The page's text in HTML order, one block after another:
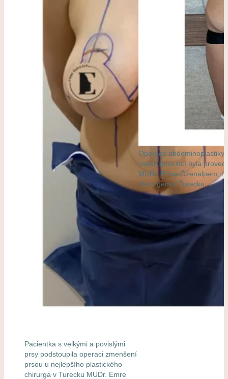
Pacientka s velkými a povislými
prsy podstoupila operaci zmenšení
prsou u nejlepšího plastického
chirurga v Turecku MUDr. Emre
Operace abdominoplastiky
vaser liposukcí byla
MUDr. Emre Özenalpem,
chirurgem v Turecku.